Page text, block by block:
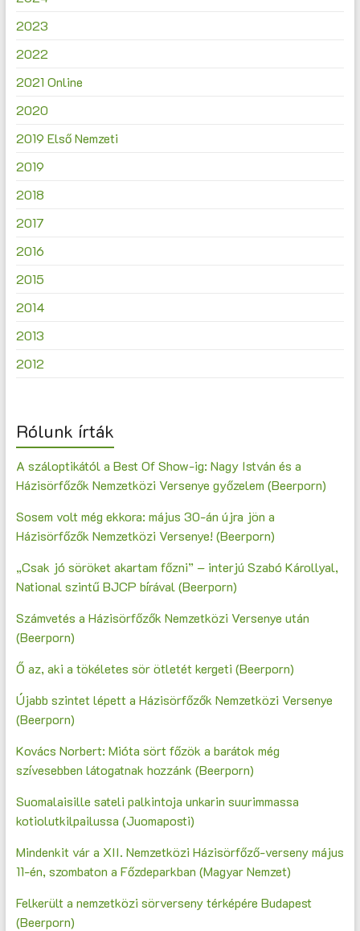
2023
2022
2021 Online
2020
2019 Első Nemzeti
2019
2018
2017
2016
2015
2014
2013
2012
Rólunk írták
A száloptikától a Best Of Show-ig: Nagy István és a
Házisörfőzők Nemzetközi Versenye győzelem (Beerporn)
Sosem volt még ekkora: május 30-án újra jön a
Házisörfőzők Nemzetközi Versenye! (Beerporn)
„Csak jó söröket akartam főzni” – interjú Szabó Károllyal,
National szintű BJCP bírával (Beerporn)
Számvetés a Házisörfőzők Nemzetközi Versenye után
(Beerporn)
Ő az, aki a tökéletes sör ötletét kergeti (Beerporn)
Újabb szintet lépett a Házisörfőzők Nemzetközi Versenye
(Beerporn)
Kovács Norbert: Mióta sört főzök a barátok még
szívesebben látogatnak hozzánk (Beerporn)
Suomalaisille sateli palkintoja unkarin suurimmassa
kotiolutkilpailussa (Juomaposti)
Mindenkit vár a XII. Nemzetközi Házisörfőző-verseny május
11-én, szombaton a Főzdeparkban (Magyar Nemzet)
Felkerült a nemzetközi sörverseny térképére Budapest
(Beerporn)